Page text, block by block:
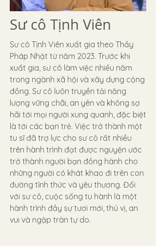
Sư cô Tịnh Viên
Sư cô Tịnh Viên xuất gia theo Thầy
Pháp Nhật từ năm 2023. Trước khi
xuất gia, sư cô làm việc nhiều năm
trong ngành xã hội và xây dựng cộng
đồng. Sư cô luôn truyền tải năng
lượng vững chãi, an yên và không sợ
hãi tới mọi người xung quanh, đặc biệt
là tới các bạn trẻ. Việc trở thành một
tu sĩ đã trợ lực cho sư cô rất nhiều
trên hành trình đạt được nguyện ước
trở thành người bạn đồng hành cho
những người có khát khao đi trên con
đường tỉnh thức và yêu thương. Đối
với sư cô, cuộc sống tu hành là một
hành trình đầy sự tươi mới, thú vị, an
vui và ngập tràn tự do.